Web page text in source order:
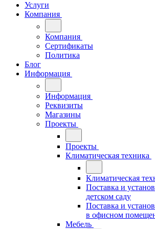
Услуги
Компания
Компания
Сертификаты
Политика
Блог
Информация
Информация
Реквизиты
Магазины
Проекты
Проекты
Климатическая техника
Климатическая
Поставка и
детском саду
Поставка и
в офисном
Мебель